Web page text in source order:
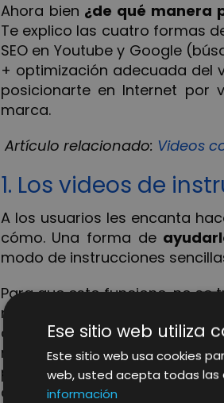
Ahora bien ¿de qué manera
Te explico las cuatro formas
SEO en Youtube y Google
+ optimización adecuada del
posicionarte en Internet por
marca.
Artículo relacionado: Videos
1. Los videos de
A los usuarios les encanta
cómo. Una forma de
modo de instrucciones
Para que esto funcione, no se
no de
de fotografía, no se trata que
no enseñarle trucos para
puedes aprovechar para
que lo compren en tu tienda.
Ese sitio web utiliza
Este sitio web usa cookies
web, usted acepta todas las
información